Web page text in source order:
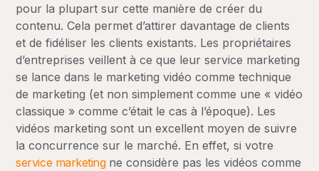
pour la plupart sur cette manière de créer du
contenu. Cela permet d’attirer davantage de clients
et de fidéliser les clients existants. Les propriétaires
d’entreprises veillent à ce que leur service marketing
se lance dans le marketing vidéo comme technique
de marketing (et non simplement comme une « vidéo
classique » comme c’était le cas à l’époque). Les
vidéos marketing sont un excellent moyen de suivre
la concurrence sur le marché. En effet, si votre
service marketingne considère pas les vidéos comme